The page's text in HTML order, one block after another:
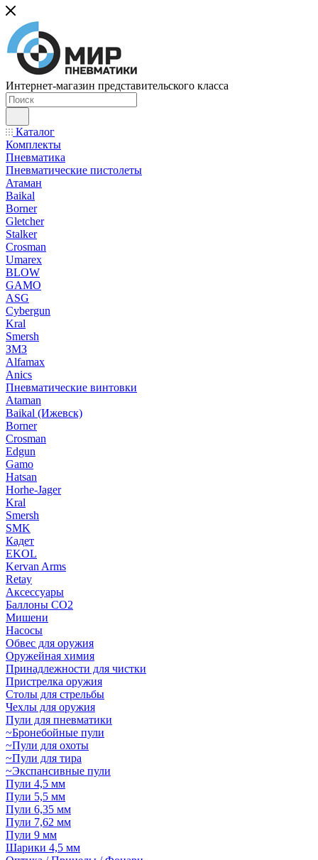
Интернет-магазин представительского класса
Каталог
Комплекты
Пневматика
Пневматические пистолеты
Атаман
Baikal
Borner
Gletcher
Stalker
Crosman
Umarex
BLOW
GAMO
ASG
Cybergun
Kral
Smersh
ЗМЗ
Alfamax
Anics
Пневматические винтовки
Ataman
Baikal (Ижевск)
Borner
Crosman
Edgun
Gamo
Hatsan
Horhe-Jager
Kral
Smersh
SMK
Кадет
EKOL
Kervan Arms
Retay
Аксессуары
Баллоны СО2
Мишени
Насосы
Обвес для оружия
Оружейная химия
Принадлежности для чистки
Пристрелка оружия
Столы для стрельбы
Чехлы для оружия
Пули для пневматики
~Бронебойные пули
~Пули для охоты
~Пули для тира
~Экспансивные пули
Пули 4,5 мм
Пули 5,5 мм
Пули 6,35 мм
Пули 7,62 мм
Пули 9 мм
Шарики 4,5 мм